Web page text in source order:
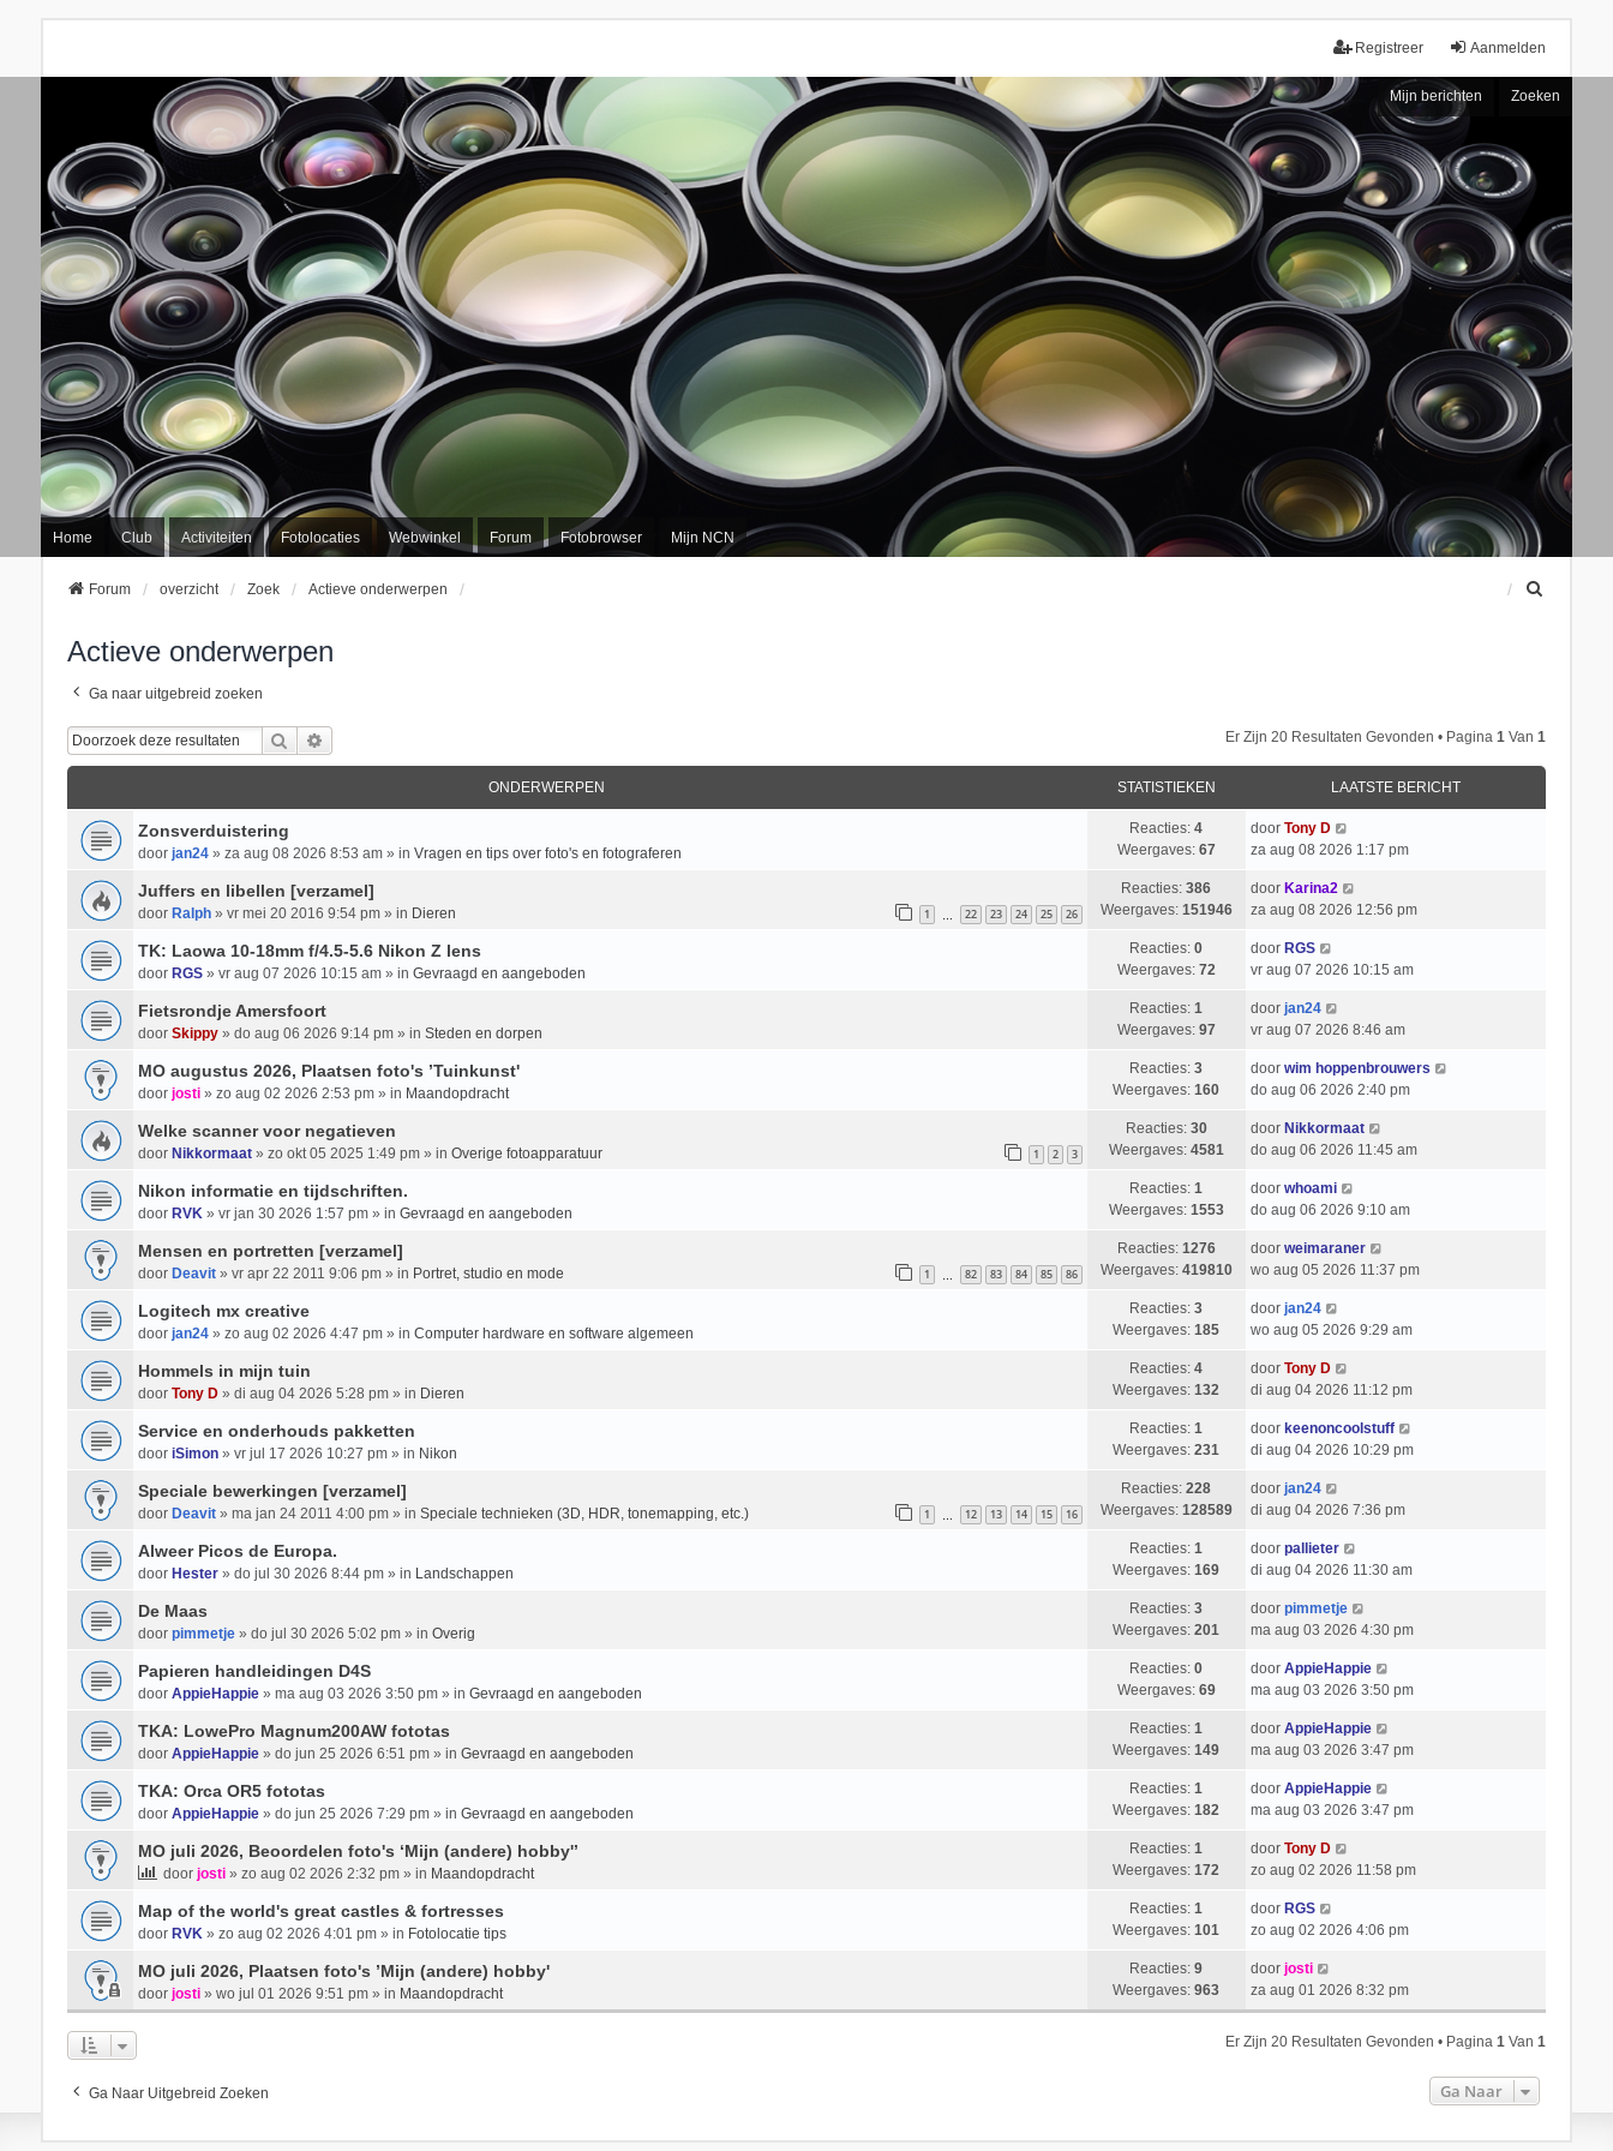
Aanmelden
Registreer
Mijn berichten Zoeken
Home Club Activiteiten Fotolocaties Webwinkel Forum Fotobrowser Mijn NCN
Forum overzicht Zoek Actieve onderwerpen
Actieve onderwerpen
Ga naar uitgebreid zoeken
Zoek Er Zijn 20 Resultaten Gevonden • Pagina1 Van1
ONDERWERPEN STATISTIEKEN LAATSTE BERICHT
Zonsverduistering
door jan24» za aug 08 2026 8:53 am » in Vragen en tips over foto's en fotograferen
Reacties:4
Weergaves: 67
door Tony D
za aug 08 2026 1:17 pm
Juffers en libellen [verzamel]
door Ralph» vr mei 20 2016 9:54 pm » in Dieren 1 22 23 24 25 26
Reacties:386
Weergaves: 151946
door Karina2
za aug 08 2026 12:56 pm
TK: Laowa 10-18mm f/4.5-5.6 Nikon Z lens
door RGS» vr aug 07 2026 10:15 am » in Gevraagd en aangeboden
Reacties:0
Weergaves: 72
door RGS
vr aug 07 2026 10:15 am
Fietsrondje Amersfoort
door Skippy» do aug 06 2026 9:14 pm » in Steden en dorpen
Reacties:1
Weergaves: 97
door jan24
vr aug 07 2026 8:46 am
MO augustus 2026, Plaatsen foto's ’Tuinkunst'
door josti» zo aug 02 2026 2:53 pm » in Maandopdracht
Reacties:3
Weergaves:160
door wim hoppenbrouwers
do aug 06 2026 2:40 pm
Welke scanner voor negatieven
door Nikkormaat» zo okt 05 2025 1:49 pm » in Overige fotoapparatuur 1 2 3
Reacties: 30
Weergaves: 4581
door Nikkormaat
do aug 06 2026 11:45 am
Nikon informatie en tijdschriften.
door RVK» vr jan 30 2026 1:57 pm » in Gevraagd en aangeboden
Reacties:1
Weergaves: 1553
door whoami
do aug 06 2026 9:10 am
Mensen en portretten [verzamel]
door Deavit» vr apr 22 2011 9:06 pm » in Portret, studio en mode 1 82 83 84 85 86
Reacties: 1276
Weergaves: 419810
door weimaraner
wo aug 05 2026 11:37 pm
Logitech mx creative
door jan24» zo aug 02 2026 4:47 pm » in Computer hardware en software algemeen
Reacties:3
Weergaves:185
door jan24
wo aug 05 2026 9:29 am
Hommels in mijn tuin
door Tony D» di aug 04 2026 5:28 pm » in Dieren
Reacties:4
Weergaves:132
door Tony D
di aug 04 2026 11:12 pm
Service en onderhouds pakketten
door iSimon» vr jul 17 2026 10:27 pm » in Nikon
Reacties:1
Weergaves:231
door keenoncoolstuff
di aug 04 2026 10:29 pm
Speciale bewerkingen [verzamel]
door Deavit» ma jan 24 2011 4:00 pm » in Speciale technieken (3D, HDR, tonemapping, etc.) 1 12 13 14 15 16
Reacties:228
Weergaves: 128589
door jan24
di aug 04 2026 7:36 pm
Alweer Picos de Europa.
door Hester» do jul 30 2026 8:44 pm » in Landschappen
Reacties:1
Weergaves:169
door pallieter
di aug 04 2026 11:30 am
De Maas
door pimmetje» do jul 30 2026 5:02 pm » in Overig
Reacties:3
Weergaves:201
door pimmetje
ma aug 03 2026 4:30 pm
Papieren handleidingen D4S
door AppieHappie» ma aug 03 2026 3:50 pm » in Gevraagd en aangeboden
Reacties:0
Weergaves: 69
door AppieHappie
ma aug 03 2026 3:50 pm
TKA: LowePro Magnum200AW fototas
door AppieHappie» do jun 25 2026 6:51 pm » in Gevraagd en aangeboden
Reacties:1
Weergaves:149
door AppieHappie
ma aug 03 2026 3:47 pm
TKA: Orca OR5 fototas
door AppieHappie» do jun 25 2026 7:29 pm » in Gevraagd en aangeboden
Reacties:1
Weergaves:182
door AppieHappie
ma aug 03 2026 3:47 pm
MO juli 2026, Beoordelen foto's ‘Mijn (andere) hobby'’
door josti» zo aug 02 2026 2:32 pm » in Maandopdracht
Reacties:1
Weergaves:172
door Tony D
zo aug 02 2026 11:58 pm
Map of the world's great castles & fortresses
door RVK» zo aug 02 2026 4:01 pm » in Fotolocatie tips
Reacties:1
Weergaves:101
door RGS
zo aug 02 2026 4:06 pm
MO juli 2026, Plaatsen foto's ’Mijn (andere) hobby'
door josti» wo jul 01 2026 9:51 pm » in Maandopdracht
Reacties:9
Weergaves:963
door josti
za aug 01 2026 8:32 pm
Er Zijn 20 Resultaten Gevonden • Pagina1 Van1
Ga Naar Uitgebreid Zoeken Ga Naar